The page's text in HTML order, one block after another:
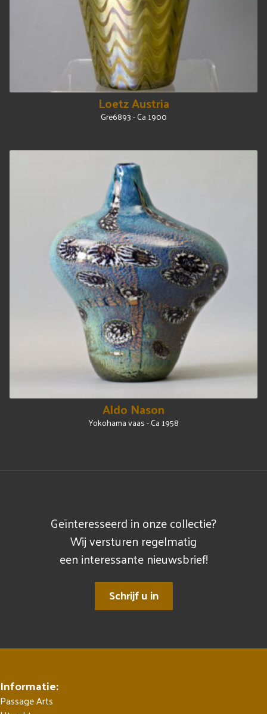
Loetz Austria
Gre6893 - Ca 1900
Aldo Nason
Yokohama vaas - Ca 1958
Geïnteresseerd in onze collectie?
Wij versturen regelmatig
een interessante nieuwsbrief!
Schrijf u in
Informatie:
Passage Arts